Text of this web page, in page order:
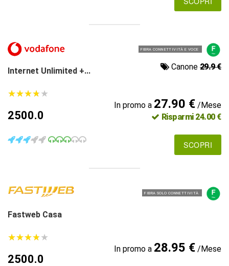
FIBRA CONNETTIVITÀ E VOCE
Internet Unlimited +... Canone 29.9 €
★★★★★
★★★★★
2500.0
In promo a 27.90 €/Mese
Risparmi 24.00 €
SCOPRI
FIBRA SOLO CONNETTIVITÀ
Fastweb Casa
★★★★★
★★★★★
2500.0
In promo a 28.95 €/Mese